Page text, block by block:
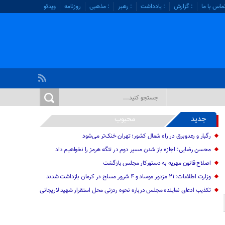
با ما : گزارش : یادداشت : رهبر : مذهبی روزنامه ویدئو
جدید محبوب
رگبار و رعدوبرق در راه شمال کشور؛ تهران خنک‌تر می‌شود
محسن رضایی: اجازه باز شدن مسیر دوم در تنگه هرمز را نخواهیم داد
اصلاح قانون مهریه به دستورکار مجلس بازگشت
وزارت اطلاعات: ۲۱ مزدور موساد و ۴ شرور مسلح در کرمان بازداشت شدند
تکذیب ادعای نماینده مجلس درباره نحوه ردزنی محل استقرار شهید لاریجانی